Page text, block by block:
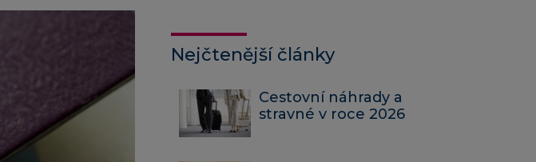
Nejčtenější články
Cestovní náhrady a
stravné v roce 2026